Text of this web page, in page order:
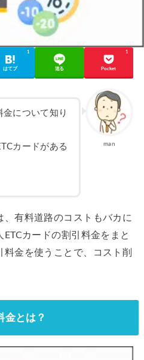
はてブ
1
送る Pocket
1
man
金について知り
カードがある
有料道路のコストもバカに
カードの割引料金をまと
金を使うことで、コスト削
金とは？